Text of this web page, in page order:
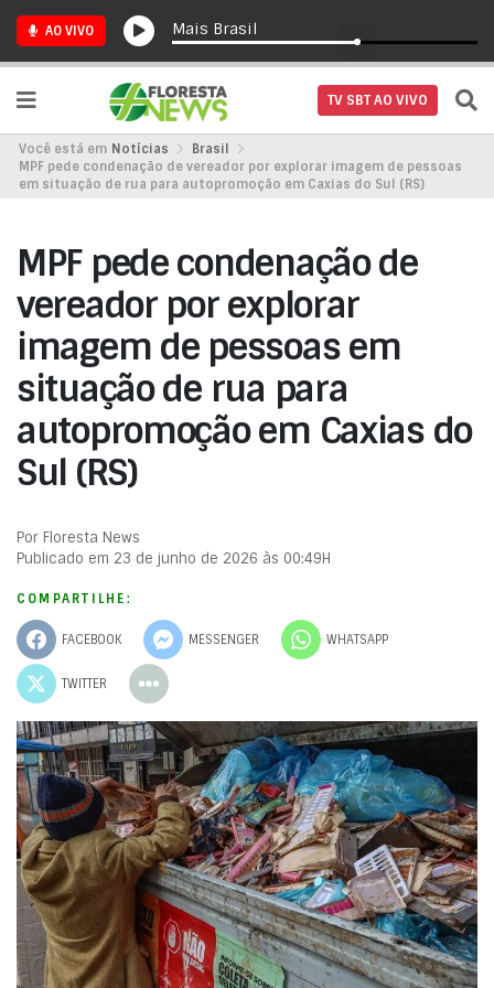
AO VIVO Mais Brasil
TV SBT AO VIVO
Você está em Notícias
Brasil
MPF pede condenação de vereador por explorar imagem de pessoas
em situação de rua para autopromoção em Caxias do Sul (RS)
MPF pede condenação de
vereador por explorar
imagem de pessoas em
situação de rua para
autopromoção em Caxias do
Sul (RS)
Por Floresta News
Publicado em 23 de junho de 2026 às 00:49H
COMPARTILHE:
FACEBOOK MESSENGER WHATSAPP
TWITTER